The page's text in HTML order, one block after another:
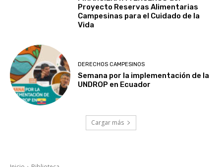
Proyecto Reservas Alimentarias
Campesinas para el Cuidado de la
Vida
DERECHOS CAMPESINOS
Semana por la implementación de la
UNDROP en Ecuador
Cargar más